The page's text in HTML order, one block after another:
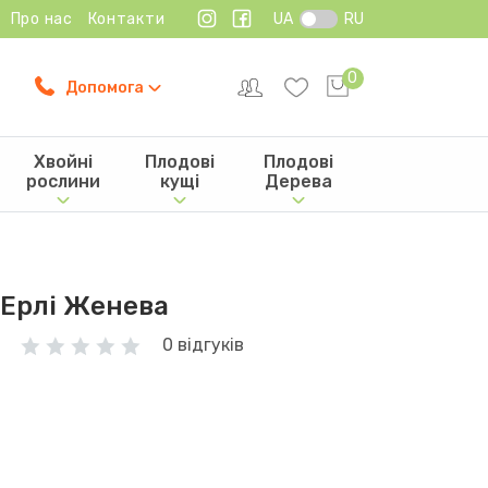
Про нас Контакти UA RU
Допомога
0
Хвойні
рослини
Плодові
кущі
Плодові
Дерева
Женева
0 відгуків